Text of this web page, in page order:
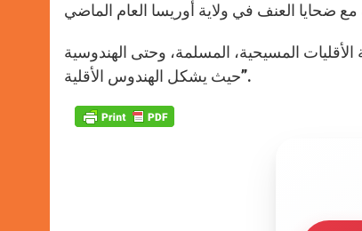
المسيحية، المسلمة، وحتى الهندوسية
حيث يشكل الهندوس الأقلية”.